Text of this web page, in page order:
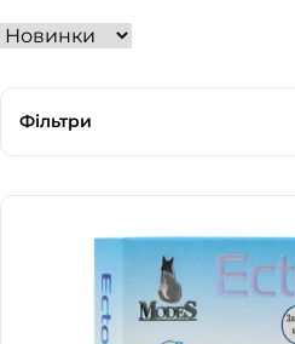
Фільтри
Наявність
В наявності